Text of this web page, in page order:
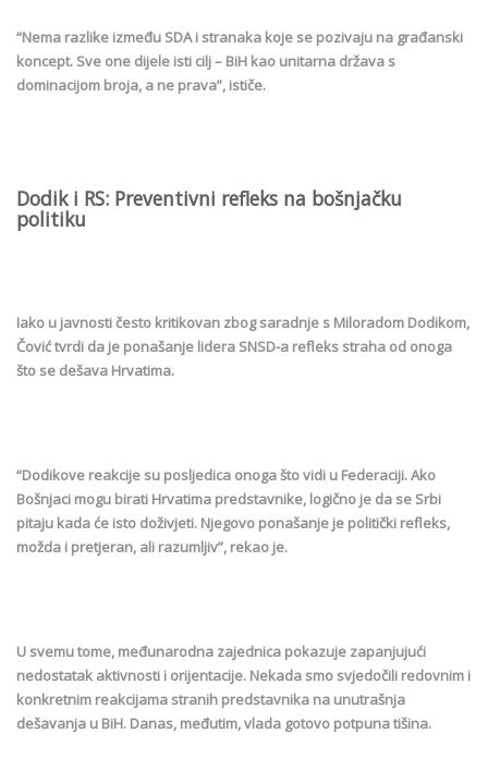
“Nema razlike između SDA i stranaka koje se pozivaju na građanski
koncept. Sve one dijele isti cilj – BiH kao unitarna država s
dominacijom broja, a ne prava”, ističe.
Dodik i RS: Preventivni refleks na bošnjačku
politiku
Iako u javnosti često kritikovan zbog saradnje s Miloradom Dodikom,
Čović tvrdi da je ponašanje lidera SNSD-a refleks straha od onoga
što se dešava Hrvatima.
“Dodikove reakcije su posljedica onoga što vidi u Federaciji. Ako
Bošnjaci mogu birati Hrvatima predstavnike, logično je da se Srbi
pitaju kada će isto doživjeti. Njegovo ponašanje je politički refleks,
možda i pretjeran, ali razumljiv”, rekao je.
U svemu tome, međunarodna zajednica pokazuje zapanjujući
nedostatak aktivnosti i orijentacije. Nekada smo svjedočili redovnim i
konkretnim reakcijama stranih predstavnika na unutrašnja
dešavanja u BiH. Danas, međutim, vlada gotovo potpuna tišina.